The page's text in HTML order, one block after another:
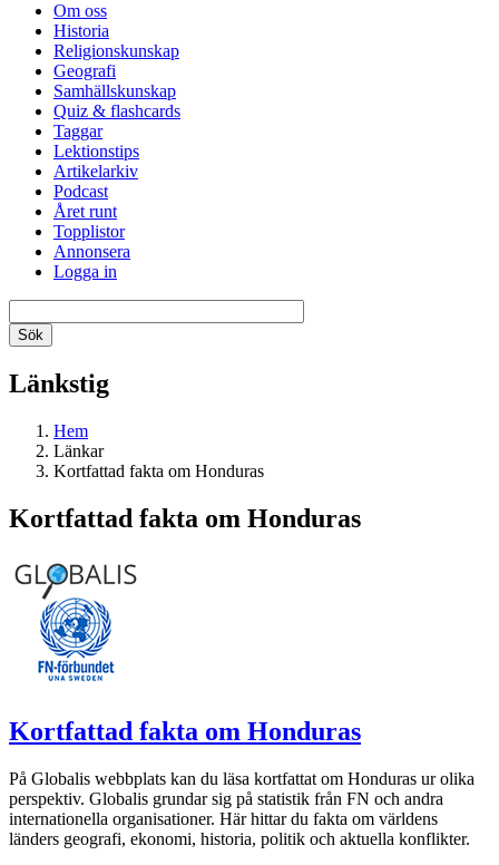
Om oss
Historia
Religionskunskap
Geografi
Samhällskunskap
Quiz & flashcards
Taggar
Lektionstips
Artikelarkiv
Podcast
Året runt
Topplistor
Annonsera
Logga in
Länkstig
Hem
Länkar
Kortfattad fakta om Honduras
Kortfattad fakta om Honduras
Kortfattad fakta om Honduras
På Globalis webbplats kan du läsa kortfattat om Honduras ur olika
perspektiv. Globalis grundar sig på statistik från FN och andra
internationella organisationer. Här hittar du fakta om världens
länders geografi, ekonomi, historia, politik och aktuella konflikter.